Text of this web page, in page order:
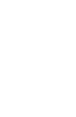
de Dolibarr